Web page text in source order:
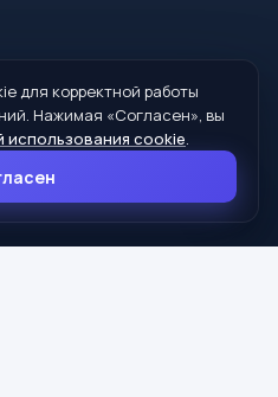
Администрации МО
г. Сухой Лог, ул. Кирова, дом 7
для корректной работы
Нажимая «Согласен», вы
использования cookie.